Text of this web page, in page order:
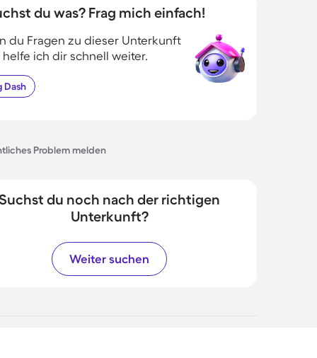
du was? Frag mich einfach!
du Fragen zu dieser Unterkunft
helfe ich dir schnell weiter.
Dash
Problem melden
du noch nach der richtigen
Unterkunft?
Weiter suchen